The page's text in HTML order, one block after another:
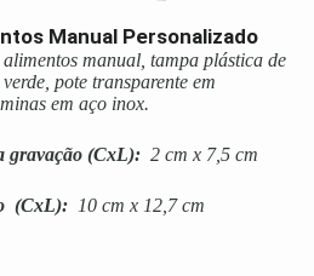
Manual Personalizado
alimentos manual, tampa plástica de
pote transparente em
em aço inox.
gravação (CxL): 2 cm x 7,5 cm
(CxL): 10 cm x 12,7 cm